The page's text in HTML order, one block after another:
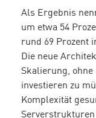
Als Ergebnis
um etwa 54
rund 69 Prozent
Die neue
Skalierung,
investieren zu
Komplexität